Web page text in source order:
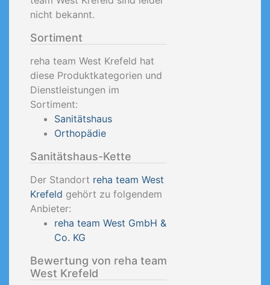
nicht bekannt.
Sortiment
reha team West Krefeld hat
diese Produktkategorien und
Dienstleistungen im
Sortiment:
Sanitätshaus
Orthopädie
Sanitätshaus-Kette
Der Standort reha team West
Krefeld gehört zu folgendem
Anbieter:
reha team West GmbH &
Co. KG
Bewertung von reha team
West Krefeld